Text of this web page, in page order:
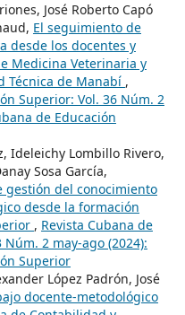
José Roberto Capó
El seguimiento de
desde los docentes y
Medicina Veterinaria y
Técnica de Manabí ,
Superior: Vol. 36 Núm. 2
de Educación
Ideleichy Lombillo Rivero,
Sosa García,
gestión del conocimiento
desde la formación
, Revista Cubana de
2 may-ago (2024):
Superior
López Padrón, José
docente-metodológico